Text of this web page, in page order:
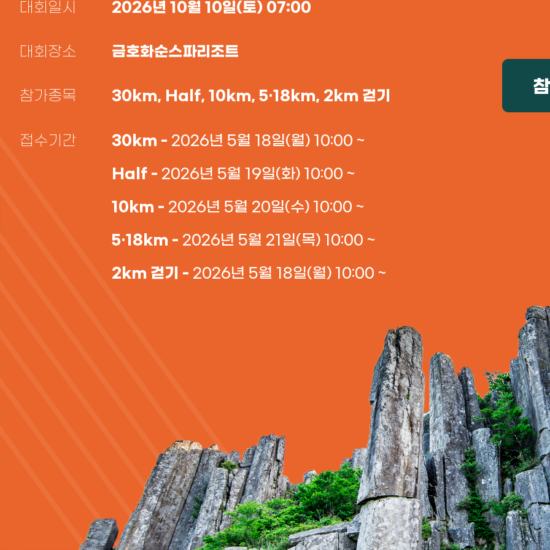
대회일시 2026년 10월 10일(토) 07:00
대회장소 금호화순스파리조트
참가종목 30km, Half, 10km, 5·18km, 2km 걷기
접수기간 30km - 2026년 5월 18일(월) 10:00 ~
Half - 2026년 5월 19일(화) 10:00 ~
10km - 2026년 5월 20일(수) 10:00 ~
5·18km - 2026년 5월 21일(목) 10:00 ~
2km 걷기 - 2026년 5월 18일(월) 10:00 ~